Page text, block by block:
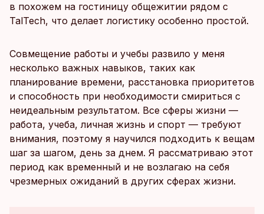
в похожем на гостиницу общежитии рядом с
TalTech, что делает логистику особенно простой.
Совмещение работы и учебы развило у меня
несколько важных навыков, таких как
планирование времени, расстановка приоритетов
и способность при необходимости смириться с
неидеальным результатом. Все сферы жизни —
работа, учеба, личная жизнь и спорт — требуют
внимания, поэтому я научился подходить к вещам
шаг за шагом, день за днем. Я рассматриваю этот
период как временный и не возлагаю на себя
чрезмерных ожиданий в других сферах жизни.